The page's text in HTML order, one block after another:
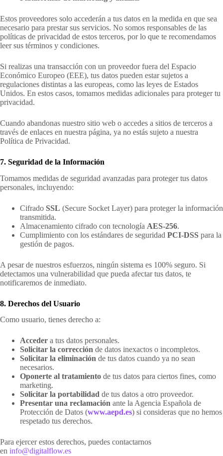
Estos proveedores solo accederán a tus datos en la medida en que sea
necesario para prestar sus servicios. No somos responsables de las
políticas de privacidad de estos terceros, por lo que te recomendamos
leer sus términos y condiciones.
Si realizas una transacción con un proveedor fuera del Espacio
Económico Europeo (EEE), tus datos pueden estar sujetos a
regulaciones distintas a las europeas, como las leyes de Estados
Unidos. En estos casos, tomamos medidas adicionales para proteger tu
privacidad.
Cuando abandonas nuestro sitio web o accedes a sitios de terceros a
través de enlaces en nuestra página, ya no estás sujeto a nuestra
Política de Privacidad.
7. Seguridad de la Información
Tomamos medidas de seguridad avanzadas para proteger tus datos
personales, incluyendo:
Cifrado SSL (Secure Socket Layer) para proteger la información
transmitida.
Almacenamiento cifrado con tecnología AES-256.
Cumplimiento con los estándares de seguridad PCI-DSS para la
gestión de pagos.
A pesar de nuestros esfuerzos, ningún sistema es 100% seguro. Si
detectamos una vulnerabilidad que pueda afectar tus datos, te
notificaremos de inmediato.
8. Derechos del Usuario
Como usuario, tienes derecho a:
Acceder a tus datos personales.
Solicitar la corrección de datos inexactos o incompletos.
Solicitar la eliminación de tus datos cuando ya no sean
necesarios.
Oponerte al tratamiento de tus datos para ciertos fines, como
marketing.
Solicitar la portabilidad de tus datos a otro proveedor.
Presentar una reclamación ante la Agencia Española de
Protección de Datos (www.aepd.es) si consideras que no hemos
respetado tus derechos.
Para ejercer estos derechos, puedes contactarnos
en info@digitalflow.es